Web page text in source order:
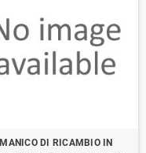
MANICO DI RICAMBIO IN